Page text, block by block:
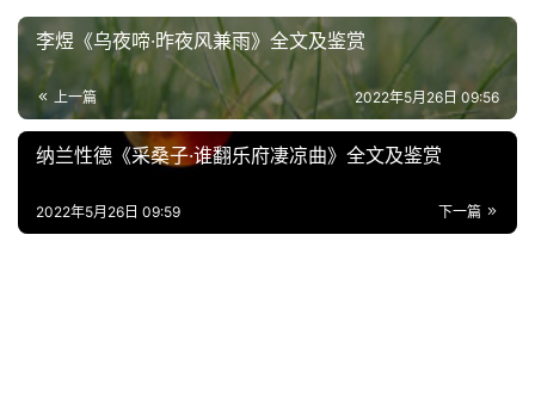
网
络
热
词
电
台
李煜《乌夜啼·昨夜风兼雨》全文及鉴赏
上一篇 2022年5月26日 09:56
纳兰性德《采桑子·谁翻乐府凄凉曲》全文及鉴赏
下一篇
2022年5月26日 09:59